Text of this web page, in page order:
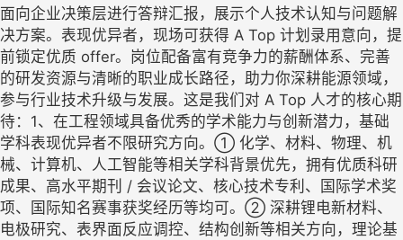
面向企业决策层进行答辩汇报，展示个人技术认知与问题解
决方案。表现优异者，现场可获得 A Top 计划录用意向，提
前锁定优质 offer。岗位配备富有竞争力的薪酬体系、完善
的研发资源与清晰的职业成长路径，助力你深耕能源领域，
参与行业技术升级与发展。这是我们对 A Top 人才的核心期
待：1、在工程领域具备优秀的学术能力与创新潜力，基础
学科表现优异者不限研究方向。① 化学、材料、物理、机
械、计算机、人工智能等相关学科背景优先，拥有优质科研
成果、高水平期刊 / 会议论文、核心技术专利、国际学术奖
项、国际知名赛事获奖经历等均可。② 深耕锂电新材料、
电极研究、表界面反应调控、结构创新等相关方向，理论基